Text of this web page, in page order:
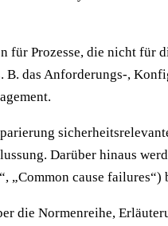
für Prozesse, die nicht für
B. das Anforderungs-,
Darüber hinaus
„Common cause failures“)
die Normenreihe,